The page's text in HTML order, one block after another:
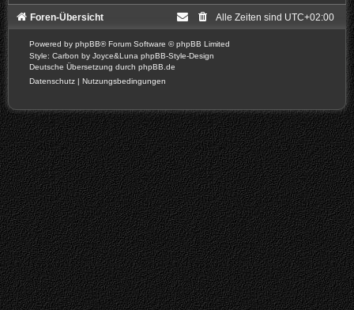
Foren-Übersicht Alle Zeiten sind UTC+02:00
Powered by phpBB® Forum Software © phpBB Limited
Style: Carbon by Joyce&Luna phpBB-Style-Design
Deutsche Übersetzung durch phpBB.de
Datenschutz | Nutzungsbedingungen